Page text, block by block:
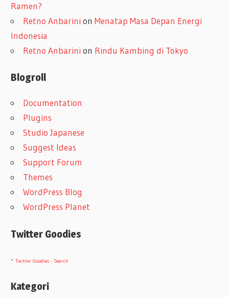
Ramen?
Retno Anbarini onMenatap Masa Depan Energi
Indonesia
Retno Anbarini on Rindu Kambing di Tokyo
Blogroll
Documentation
Plugins
Studio Japanese
Suggest Ideas
Support Forum
Themes
WordPress Blog
WordPress Planet
Twitter Goodies
-Twitter Goodies - Search
Kategori